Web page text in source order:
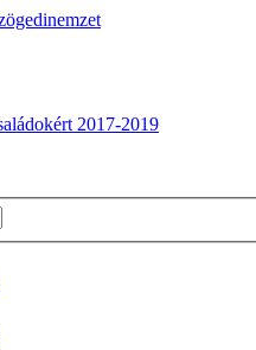
2017-2019